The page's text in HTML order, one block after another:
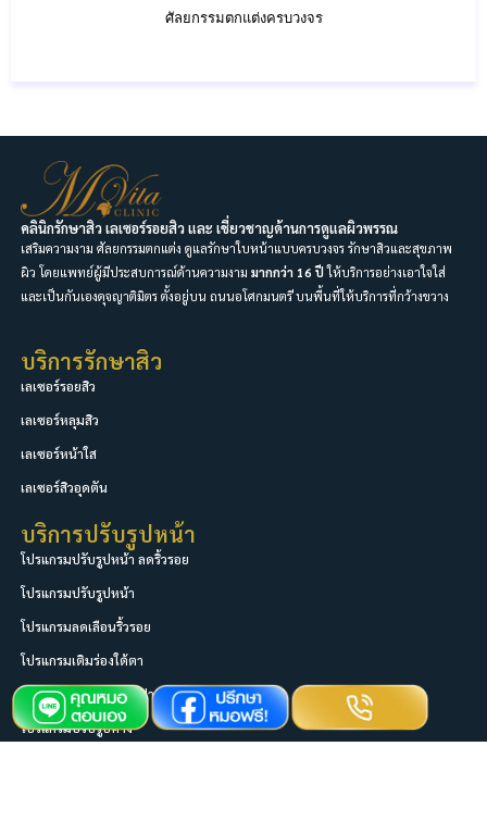
ศัลยกรรมตกแต่งครบวงจร
คลินิกรักษาสิว เลเซอร์รอยสิว และ เชี่ยวชาญด้านการดูแลผิวพรรณ
เสริมความงาม ศัลยกรรมตกแต่ง ดูแลรักษาใบหน้าแบบครบวงจร รักษาสิวและสุขภาพ
ผิว โดยแพทย์ผู้มีประสบการณ์ด้านความงาม มากกว่า 16 ปีให้บริการอย่างเอาใจใส่
และเป็นกันเองดุจญาติมิตร ตั้งอยู่บน ถนนอโศกมนตรี บนพื้นที่ให้บริการที่กว้างขวาง
บริการรักษาสิว
เลเซอร์รอยสิว
เลเซอร์หลุมสิว
เลเซอร์หน้าใส
เลเซอร์สิวอุดตัน
บริการปรับรูปหน้า
โปรแกรมปรับรูปหน้า ลดริ้วรอย
โปรแกรมปรับรูปหน้า
โปรแกรมลดเลือนริ้วรอย
โปรแกรมเติมร่องใต้ตา
โปรแกรมเติมเต็มริมฝีปาก
โปรแกรมปรับรูปคาง